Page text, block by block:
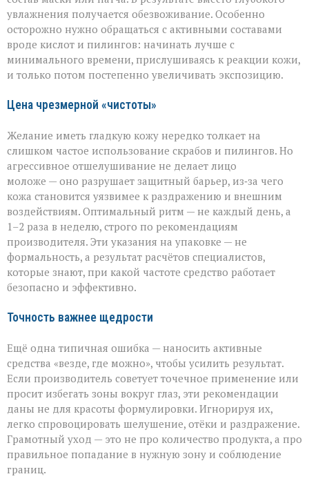
увлажнения получается обезвоживание. Особенно
осторожно нужно обращаться с активными составами
вроде кислот и пилингов: начинать лучше с
минимального времени, прислушиваясь к реакции кожи,
и только потом постепенно увеличивать экспозицию.
Цена чрезмерной «чистоты»
Желание иметь гладкую кожу нередко толкает на
слишком частое использование скрабов и пилингов. Но
агрессивное отшелушивание не делает лицо
моложе — оно разрушает защитный барьер, из‑за чего
кожа становится уязвимее к раздражению и внешним
воздействиям. Оптимальный ритм — не каждый день, а
1–2 раза в неделю, строго по рекомендациям
производителя. Эти указания на упаковке — не
формальность, а результат расчётов специалистов,
которые знают, при какой частоте средство работает
безопасно и эффективно.
Точность важнее щедрости
Ещё одна типичная ошибка — наносить активные
средства «везде, где можно», чтобы усилить результат.
Если производитель советует точечное применение или
просит избегать зоны вокруг глаз, эти рекомендации
даны не для красоты формулировки. Игнорируя их,
легко спровоцировать шелушение, отёки и раздражение.
Грамотный уход — это не про количество продукта, а про
правильное попадание в нужную зону и соблюдение
границ.